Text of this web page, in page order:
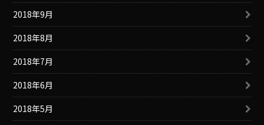
2018年9月
2018年8月
2018年7月
2018年6月
2018年5月